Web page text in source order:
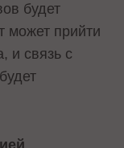
будет
может прийти
и связь с